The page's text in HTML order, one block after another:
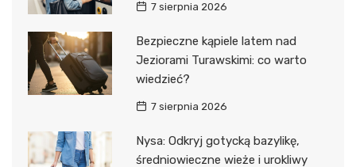
7 sierpnia 2026
Bezpieczne kąpiele latem nad
Jeziorami Turawskimi: co warto
wiedzieć?
7 sierpnia 2026
Nysa: Odkryj gotycką bazylikę,
średniowieczne wieże i urokliwy